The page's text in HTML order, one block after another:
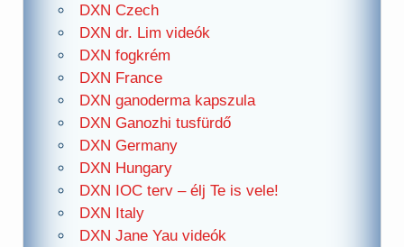
DXN Czech
DXN dr. Lim videók
DXN fogkrém
DXN France
DXN ganoderma kapszula
DXN Ganozhi tusfürdő
DXN Germany
DXN Hungary
DXN IOC terv – élj Te is vele!
DXN Italy
DXN Jane Yau videók